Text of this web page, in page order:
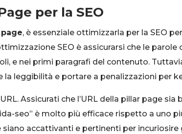
per la SEO
, è essenziale ottimizzarla per la SEO
SEO è assicurarsi che le parole
e nei primi paragrafi del contenuto.
leggibilità e portare a penalizzazioni per
Assicurati che l’URL della pillar page
seo” è molto più efficace rispetto a uno
accattivanti e pertinenti per incuriosire